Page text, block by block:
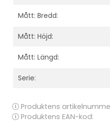
Mått: Bredd:
Mått: Höjd:
Mått: Längd:
Serie:
Produktens
Produktens EAN-kod: